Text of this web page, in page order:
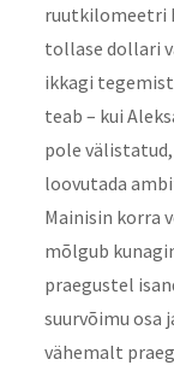
ruutkilomeetri
tollase dollari
ikkagi tegemist
teab – kui
pole
loovutada
Mainisin korra
mõlgub
praegustel
suurvõimu osa ja
vähemalt